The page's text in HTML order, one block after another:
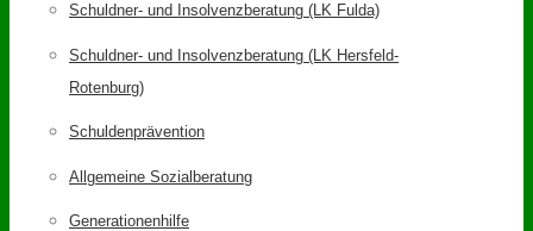
Schuldner- und Insolvenzberatung (LK Fulda)
Schuldner- und Insolvenzberatung (LK Hersfeld-
Rotenburg)
Schuldenprävention
Allgemeine Sozialberatung
Generationenhilfe